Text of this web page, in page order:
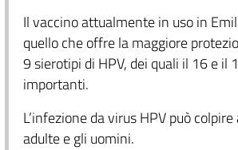
Il vaccino attualmente in uso in
quello che offre la maggiore
9 sierotipi di HPV, dei quali il 16 e il
importanti.
L’infezione da virus HPV può
adulte e gli uomini.